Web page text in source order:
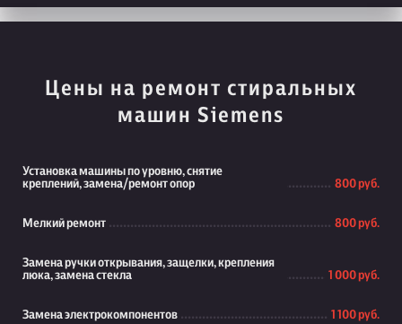
Цены на ремонт стиральных
машин Siemens
Установка машины по уровню, снятие
креплений, замена/ремонт опор
800 руб.
Мелкий ремонт 800 руб.
Замена ручки открывания, защелки, крепления
люка, замена стекла
1 000 руб.
Замена электрокомпонентов 1 100 руб.